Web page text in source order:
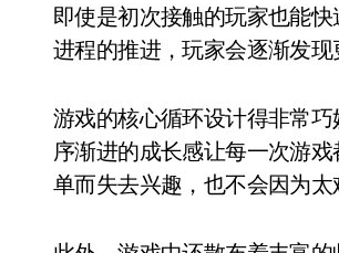
即使是初次接触的玩家也能
进程的推进，玩家会逐渐发
游戏的核心循环设计得非常
序渐进的成长感让每一次游
单而失去兴趣，也不会因为太